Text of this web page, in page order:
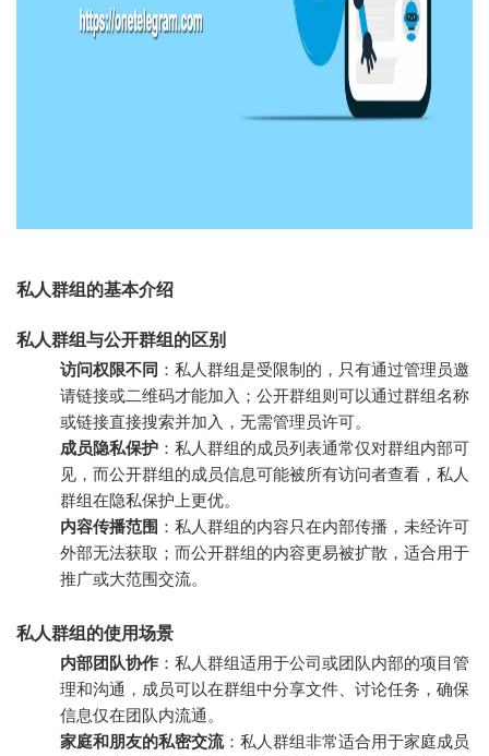
私人群组的基本介绍
私人群组与公开群组的区别
访问权限不同 ：私人群组是受限制的，只有通过管理员邀
请链接或二维码才能加入；公开群组则可以通过群组名称
或链接直接搜索并加入，无需管理员许可。
成员隐私保护 ：私人群组的成员列表通常仅对群组内部可
见，而公开群组的成员信息可能被所有访问者查看，私人
群组在隐私保护上更优。
内容传播范围 ：私人群组的内容只在内部传播，未经许可
外部无法获取；而公开群组的内容更易被扩散，适合用于
推广或大范围交流。
私人群组的使用场景
内部团队协作 ：私人群组适用于公司或团队内部的项目管
理和沟通，成员可以在群组中分享文件、讨论任务，确保
信息仅在团队内流通。
家庭和朋友的私密交流：私人群组非常适合用于家庭成员